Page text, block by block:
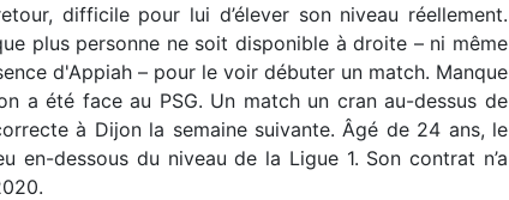
difficile pour lui d’élever son niveau réellement.
plus personne ne soit disponible à droite – ni même
d'Appiah – pour le voir débuter un match. Manque
a été face au PSG. Un match un cran au-dessus de
à Dijon la semaine suivante. Âgé de 24 ans, le
en-dessous du niveau de la Ligue 1. Son contrat n’a